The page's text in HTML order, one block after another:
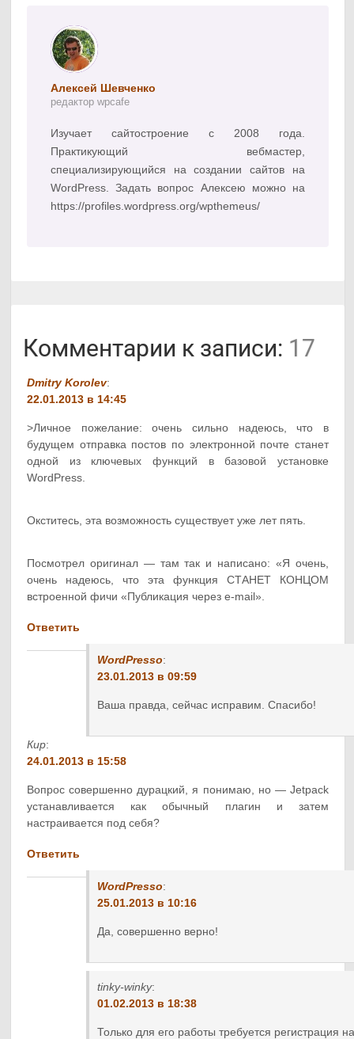
Алексей Шевченко
редактор wpcafe
Изучает сайтостроение с 2008 года.
Практикующий вебмастер,
специализирующийся на создании сайтов на
WordPress. Задать вопрос Алексею можно на
https://profiles.wordpress.org/wpthemeus/
Комментарии к записи: 17
Dmitry Korolev:
22.01.2013 в 14:45
>Личное пожелание: очень сильно надеюсь, что в
будущем отправка постов по электронной почте станет
одной из ключевых функций в базовой установке
WordPress.
Окститесь, эта возможность существует уже лет пять.
Посмотрел оригинал — там так и написано: «Я очень,
очень надеюсь, что эта функция СТАНЕТ КОНЦОМ
встроенной фичи «Публикация через e-mail».
Ответить
WordPresso:
23.01.2013 в 09:59
Ваша правда, сейчас исправим. Спасибо!
Кир:
24.01.2013 в 15:58
Вопрос совершенно дурацкий, я понимаю, но — Jetpack
устанавливается как обычный плагин и затем
настраивается под себя?
Ответить
WordPresso:
25.01.2013 в 10:16
Да, совершенно верно!
tinky-winky:
01.02.2013 в 18:38
Только для его работы требуется регистрация